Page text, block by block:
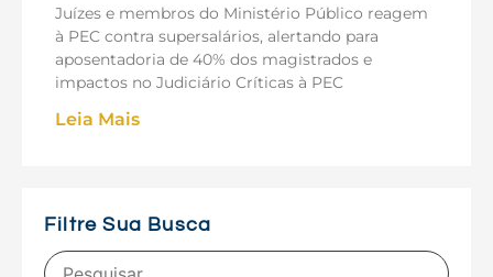
Juízes e membros do Ministério Público reagem
à PEC contra supersalários, alertando para
aposentadoria de 40% dos magistrados e
impactos no Judiciário Críticas à PEC
Leia Mais
Filtre Sua Busca